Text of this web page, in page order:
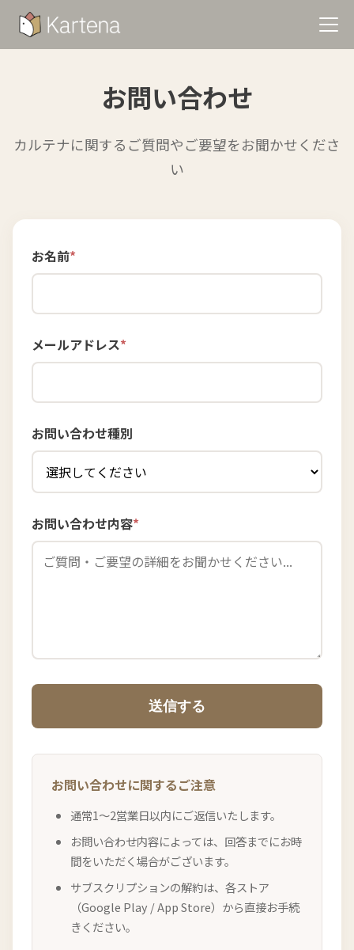
お問い合わせ
カルテナに関するご質問やご要望をお聞かせくださ
い
お名前*
メールアドレス*
お問い合わせ種別
お問い合わせ内容*
送信する
お問い合わせに関するご注意
通常1〜2営業日以内にご返信いたします。
お問い合わせ内容によっては、回答までにお時
間をいただく場合がございます。
サブスクリプションの解約は、各ストア
（Google Play / App Store）から直接お手続
きください。